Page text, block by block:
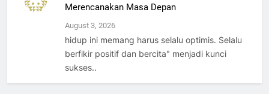
Merencanakan Masa Depan
August 3, 2026
hidup ini memang harus selalu optimis. Selalu
berfikir positif dan bercita" menjadi kunci
sukses..